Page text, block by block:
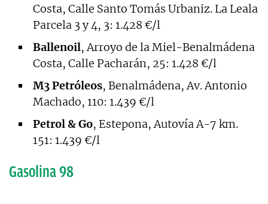
Costa, Calle Santo Tomás Urbaniz. La Leala
Parcela 3 y 4, 3: 1.428 €/l
Ballenoil, Arroyo de la Miel-Benalmádena
Costa, Calle Pacharán, 25: 1.428 €/l
M3 Petróleos, Benalmádena, Av. Antonio
Machado, 110: 1.439 €/l
Petrol & Go, Estepona, Autovía A-7 km.
151: 1.439 €/l
Gasolina 98